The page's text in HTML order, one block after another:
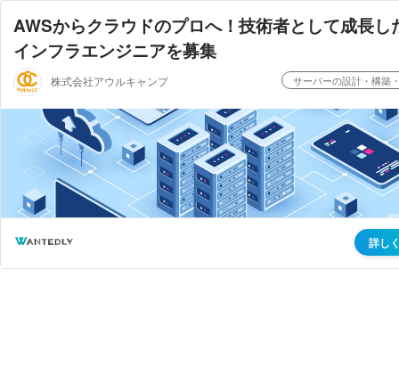
AWSからクラウドのプロへ！技術者として成長し
インフラエンジニアを募集
株式会社アウルキャンプ サーバーの設計・構築
詳し